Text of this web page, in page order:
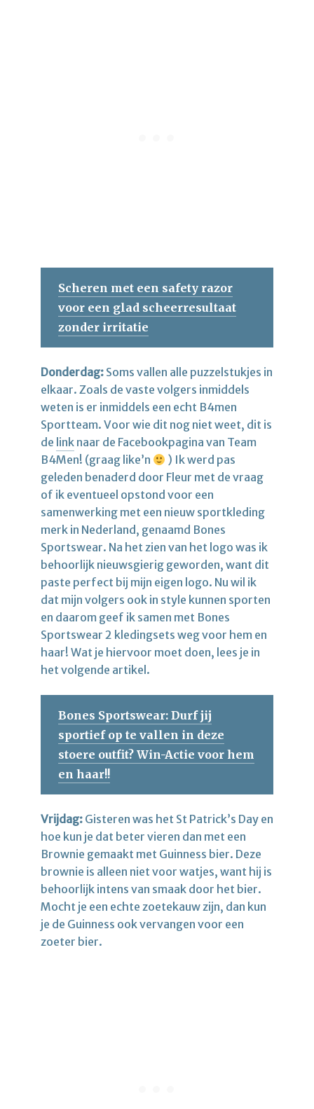
Scheren met een safety razor
voor een glad scheerresultaat
zonder irritatie
Donderdag: Soms vallen alle puzzelstukjes in
elkaar. Zoals de vaste volgers inmiddels
weten is er inmiddels een echt B4men
Sportteam. Voor wie dit nog niet weet, dit is
de link naar de Facebookpagina van Team
B4Men! (graag like’n
) Ik werd pas
geleden benaderd door Fleur met de vraag
of ik eventueel opstond voor een
samenwerking met een nieuw sportkleding
merk in Nederland, genaamd Bones
Sportswear. Na het zien van het logo was ik
behoorlijk nieuwsgierig geworden, want dit
paste perfect bij mijn eigen logo. Nu wil ik
dat mijn volgers ook in style kunnen sporten
en daarom geef ik samen met Bones
Sportswear 2 kledingsets weg voor hem en
haar! Wat je hiervoor moet doen, lees je in
het volgende artikel.
Bones Sportswear: Durf jij
sportief op te vallen in deze
stoere outfit? Win-Actie voor hem
en haar!!
Vrijdag: Gisteren was het St Patrick’s Day en
hoe kun je dat beter vieren dan met een
Brownie gemaakt met Guinness bier. Deze
brownie is alleen niet voor watjes, want hij is
behoorlijk intens van smaak door het bier.
Mocht je een echte zoetekauw zijn, dan kun
je de Guinness ook vervangen voor een
zoeter bier.